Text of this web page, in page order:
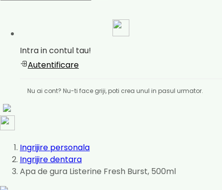
Intra in contul tau!
Autentificare
Nu ai cont? Nu-ti face griji, poti crea unul in pasul urmator.
Ingrijire personala
Ingrijire dentara
Apa de gura Listerine Fresh Burst, 500ml